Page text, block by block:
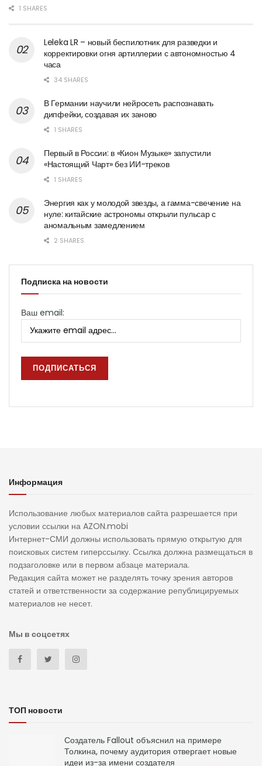
1 SHARES
Leleka LR – новый беспилотник для разведки и
корректировки огня артиллерии с автономностью 4
часа
34 SHARES
В Германии научили нейросеть распознавать
дипфейки, создавая их заново
1 SHARES
Первый в России: в «Кион Музыке» запустили
«Настоящий Чарт» без ИИ-треков
1 SHARES
Энергия как у молодой звезды, а гамма-свечение на
нуле: китайские астрономы открыли пульсар с
аномальным замедлением
2 SHARES
Подписка на новости
Ваш email:
Информация
Использование любых материалов сайта разрешается при
условии ссылки на AZON.mobi
Интернет-СМИ должны использовать прямую открытую для
поисковых систем гиперссылку. Ссылка должна размещаться в
подзаголовке или в первом абзаце материала.
Редакция сайта может не разделять точку зрения авторов
статей и ответственности за содержание републицируемых
материалов не несет.
Мы в соцсетях
ТОП новости
Создатель Fallout объяснил на примере
Толкина, почему аудитория отвергает новые
идеи из-за имени создателя